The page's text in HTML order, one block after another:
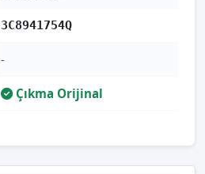
3C8941754Q
-
Çıkma Orijinal